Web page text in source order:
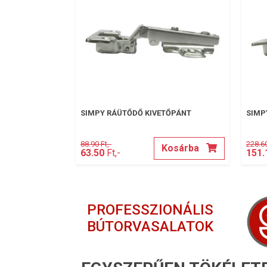
SIMPY RÁÜTŐDŐ KIVETŐPÁNT
88.90 Ft,-
63.50 Ft,- Kosárba
PROFESSZIONÁLIS
BÚTORVASALATOK